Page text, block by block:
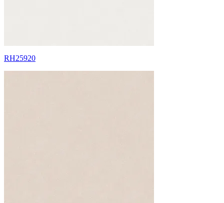
RH25920